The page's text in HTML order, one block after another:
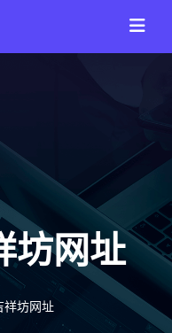
坊网址
祥坊网址